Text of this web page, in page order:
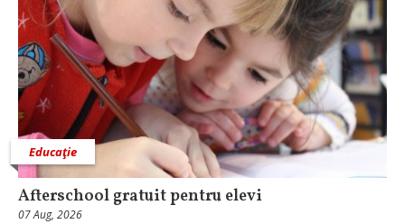
Educaţie
Afterschool gratuit pentru elevi
07 Aug, 2026